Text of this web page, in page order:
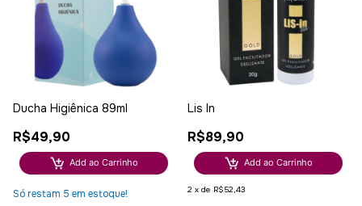
Ducha Higiênica 89ml
R$49,90
Add ao Carrinho
Só restam 5 em estoque!
Lis In
R$89,90
Add ao Carrinho
2 x de R$52,43